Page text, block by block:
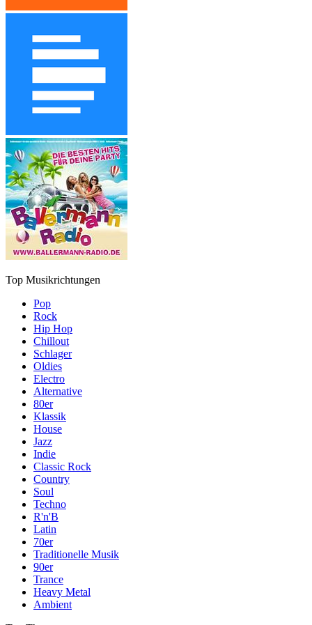
Top Musikrichtungen
Pop
Rock
Hip Hop
Chillout
Schlager
Oldies
Electro
Alternative
80er
Klassik
House
Jazz
Indie
Classic Rock
Country
Soul
Techno
R'n'B
Latin
70er
Traditionelle Musik
90er
Trance
Heavy Metal
Ambient